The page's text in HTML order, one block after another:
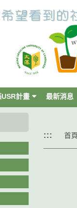
計畫 最新消息
::: 首頁